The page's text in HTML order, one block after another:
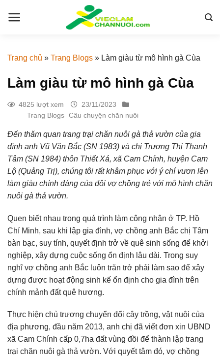
Trang chủ » Trang Blogs » Làm giàu từ mô hình gà Cùa
Làm giàu từ mô hình gà Cùa
4825 lượt xem
23/11/2023
Trang Blogs Câu chuyện chăn nuôi
Đến thăm quan trang trại chăn nuôi gà thả vườn của gia
đình anh Vũ Văn Bắc (SN 1983) và chị Trương Thị Thanh
Tâm (SN 1984) thôn Thiết Xá, xã Cam Chính, huyện Cam
Lộ (Quảng Trị), chúng tôi rất khâm phục với ý chí vươn lên
làm giàu chính đáng của đôi vợ chồng trẻ với mô hình chăn
nuôi gà thả vườn.
Quen biết nhau trong quá trình làm công nhân ở TP. Hồ
Chí Minh, sau khi lập gia đình, vợ chồng anh Bắc chị Tâm
bàn bạc, suy tính, quyết định trở về quê sinh sống để khởi
nghiệp, xây dựng cuộc sống ổn định lâu dài. Trong suy
nghĩ vợ chồng anh Bắc luôn trăn trở phải làm sao để xây
dựng được hoạt động sinh kế ổn định cho gia đình trên
chính mảnh đất quê hương.
Thực hiện chủ trương chuyển đổi cây trồng, vật nuôi của
địa phương, đầu năm 2013, anh chị đã viết đơn xin UBND
xã Cam Chính cấp 0,7ha đất vùng đồi để thành lập trang
trại chăn nuôi gà thả vườn. Với quyết tâm đó, vợ chồng